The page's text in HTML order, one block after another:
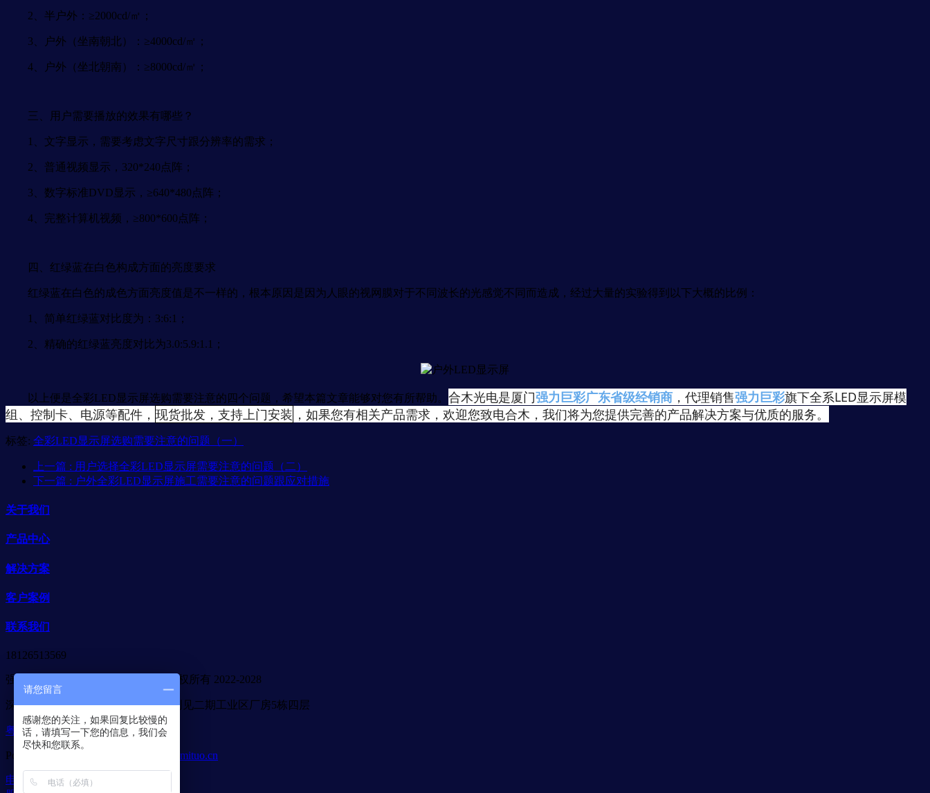
2、半户外：≥2000cd/㎡；
3、户外（坐南朝北）：≥4000cd/㎡；
4、户外（坐北朝南）：≥8000cd/㎡；
三、用户需要播放的效果有哪些？
1、文字显示，需要考虑文字尺寸跟分辨率的需求；
2、普通视频显示，320*240点阵；
3、数字标准DVD显示，≥640*480点阵；
4、完整计算机视频，≥800*600点阵；
四、红绿蓝在白色构成方面的亮度要求
红绿蓝在白色的成色方面亮度值是不一样的，根本原因是因为人眼的视网膜对于不同波长的光感觉不同而造成，经过大量的实验得到以下大概的比例：
1、简单红绿蓝对比度为：3:6:1；
2、精确的红绿蓝亮度对比为3.0:5.9:1.1；
以上便是全彩LED显示屏选购需要注意的四个问题，希望本篇文章能够对您有所帮助。 合木光电是厦门强力巨彩广东省级经销商 ，代理销售强力巨彩旗下全系LED显示屏模
组、控制卡、电源等配件， 现货批发，支持上门安装 ，如果您有相关产品需求，欢迎您致电合木，我们将为您提供完善的产品解决方案与优质的服务。
标签: 全彩LED显示屏选购需要注意的问题（一）
上一篇 : 用户选择全彩LED显示屏需要注意的问题（二）
下一篇 : 户外全彩LED显示屏施工需要注意的问题跟应对措施
关于我们
产品中心
解决方案
客户案例
联系我们
18126513569
强力巨彩广东省代理商-合木光电 版权所有 2022-2028
深圳市宝安区石岩街道应人石社区创见二期工业区厂房5栋四层
粤ICP备2022093632号
Powered by mituo.cn
电话咨询
请您留言
感谢您的关注，如果回复比较慢的
话，请填写一下您的信息，我们会
尽快和您联系。